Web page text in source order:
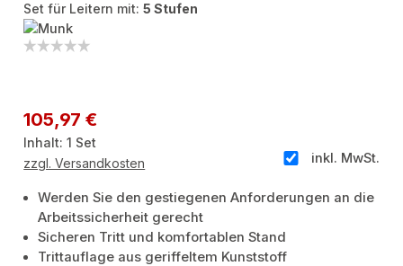
Set für Leitern mit:5 Stufen
Regulärer Preis:
105,97 €
Inhalt:1 Set
inkl. MwSt.
zzgl. Versandkosten
Werden Sie den gestiegenen Anforderungen an die
Arbeitssicherheit gerecht
Sicheren Tritt und komfortablen Stand
Trittauflage aus geriffeltem Kunststoff